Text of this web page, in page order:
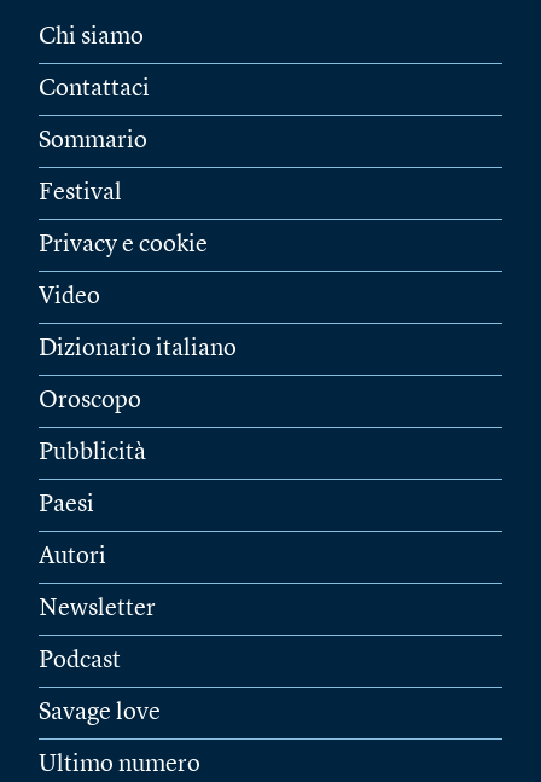
Chi siamo
Contattaci
Sommario
Festival
Privacy e cookie
Video
Dizionario italiano
Oroscopo
Pubblicità
Paesi
Autori
Newsletter
Podcast
Savage love
Ultimo numero